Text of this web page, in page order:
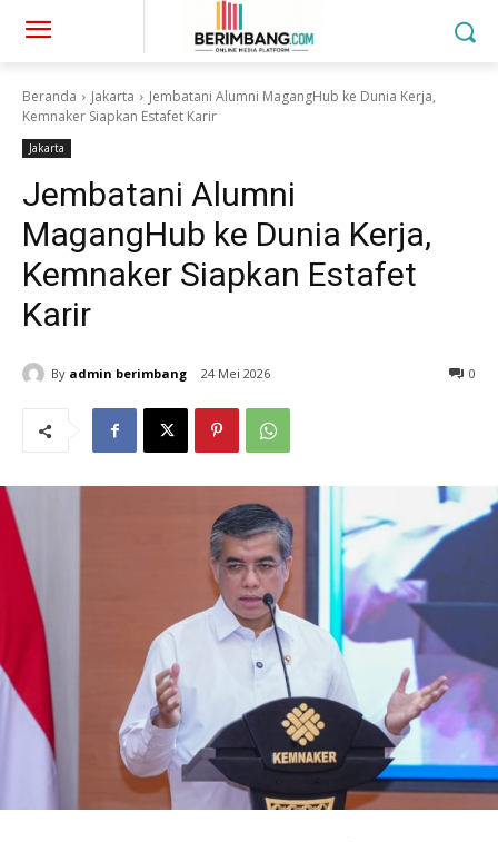
Beranda Jakarta
Jembatani Alumni MagangHub ke Dunia Kerja,
Kemnaker Siapkan Estafet Karir
Jakarta
Jembatani Alumni
MagangHub ke Dunia Kerja,
Kemnaker Siapkan Estafet
Karir
By admin berimbang 24 Mei 2026 0